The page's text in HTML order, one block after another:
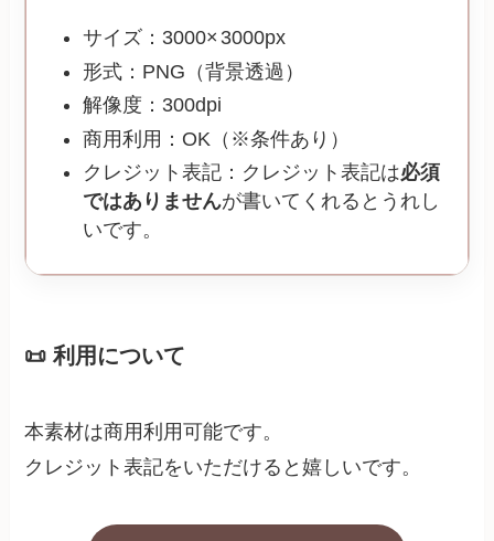
サイズ：3000× 3000px
形式：PNG（背景透過）
解像度：300dpi
商用利用：OK（※条件あり）
クレジット表記：クレジット表記は必須
ではありませんが書いてくれるとうれし
いです。
📜 利用について
本素材は商用利用可能です。
クレジット表記をいただけると嬉しいです。